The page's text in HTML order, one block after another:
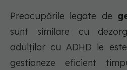
Preocupările legate de
sunt similare cu
adulților cu ADHD le
gestioneze eficient